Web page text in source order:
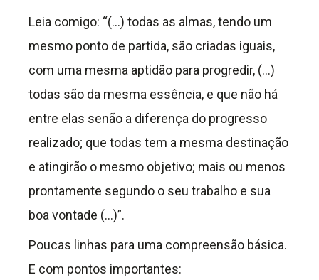
Leia comigo: “(…) todas as almas, tendo um
mesmo ponto de partida, são criadas iguais,
com uma mesma aptidão para progredir, (…)
todas são da mesma essência, e que não há
entre elas senão a diferença do progresso
realizado; que todas tem a mesma destinação
e atingirão o mesmo objetivo; mais ou menos
prontamente segundo o seu trabalho e sua
boa vontade (…)”.
Poucas linhas para uma compreensão básica.
E com pontos importantes: